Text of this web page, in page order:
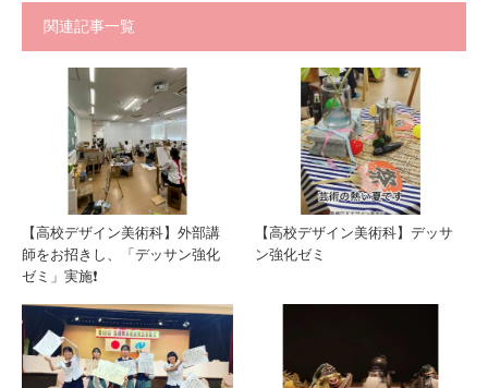
関連記事一覧
【高校デザイン美術科】外部講
師をお招きし、「デッサン強化
ゼミ」実施❗️
【高校デザイン美術科】デッサ
ン強化ゼミ